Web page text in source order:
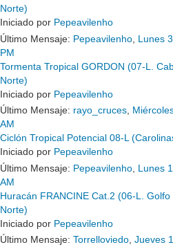
Norte)
Iniciado por Pepeavilenho
Último Mensaje: Pepeavilenho Lunes
PM
Tormenta Tropical GORDON (07-L.
Norte)
Iniciado por Pepeavilenho
Último Mensaje: rayo_cruces,
AM
Ciclón Tropical Potencial 08-L
Iniciado por Pepeavilenho
Último Mensaje: Pepeavilenho Lunes
AM
Huracán FRANCINE Cat.2 (06-L.
Norte)
Iniciado por Pepeavilenho
Último Mensaje: Torrelloviedo, Jueves